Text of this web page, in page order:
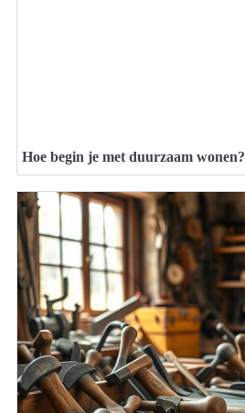
Hoe begin je met duurzaam wonen?